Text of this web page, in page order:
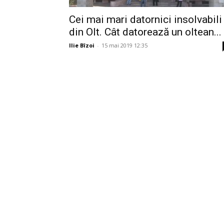
Cei mai mari datornici insolvabili
din Olt. Cât datorează un oltean...
Ilie Bîzoi - 15 mai 2019 12:35